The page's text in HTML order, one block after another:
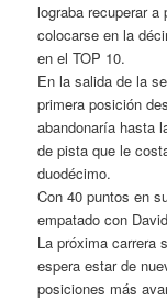
lograba recuperar
colocarse en la
en el TOP 10.
En la salida de la
primera posición
abandonaría hasta
de pista que le
duodécimo.
Con 40 puntos en
empatado con
La próxima carrera
espera estar de
posiciones más